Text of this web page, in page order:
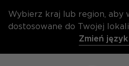
Wybierz kraj lub region, aby
dostosowane do Twojej
Zmień język